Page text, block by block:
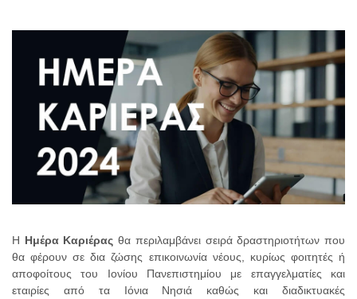
Η Ημέρα Καριέρας θα περιλαμβάνει σειρά δραστηριοτήτων που
θα φέρουν σε δια ζώσης επικοινωνία νέους, κυρίως φοιτητές ή
αποφοίτους του Ιονίου Πανεπιστημίου με επαγγελματίες και
εταιρίες από τα Ιόνια Νησιά καθώς και διαδικτυακές